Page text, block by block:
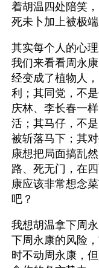
着胡温四处陪笑
死未卜加上被极
其实每个人的心
我们来看看周永
经变成了植物人
利；其同党，不
庆林、李长春一
活；其马仔，不
被斩落马下；其
康想把局面搞乱
路、死无门，在
康应该非常想念
吧？
我想胡温拿下周
下周永康的风险
时不动周永康，